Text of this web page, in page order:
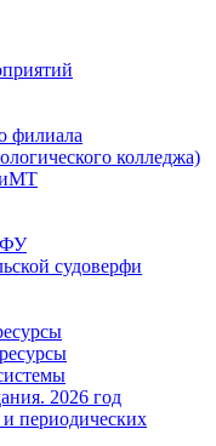
филиала
колледжа)
судоверфи
2026 год
и периодических